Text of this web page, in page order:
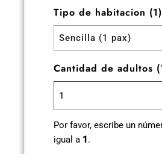
Tipo de habitacion (1)
Cantidad de adultos
Por favor, escribe un
igual a 1 .